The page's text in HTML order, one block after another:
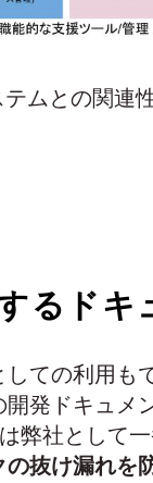
ムとの関連
るドキ
ての利用も
発ドキュメ
は弊社として
の抜け漏れを